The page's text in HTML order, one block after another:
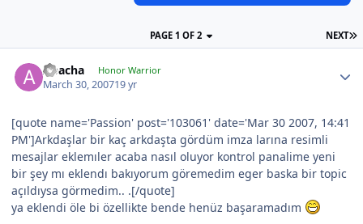
NEXT
PAGE 1 OF 2
Apacha Honor Warrior
March 30, 200719 yr
[quote name='Passion' post='103061' date='Mar 30 2007, 14:41
PM']Arkdaşlar bir kaç arkdaşta gördüm imza larına resimli
mesajlar eklemıler acaba nasıl oluyor kontrol panalime yeni
bir şey mı eklendı bakıyorum göremedim eger baska bir topic
açıldıysa görmedim.. .[/quote]
ya eklendi öle bi özellikte bende henüz başaramadım